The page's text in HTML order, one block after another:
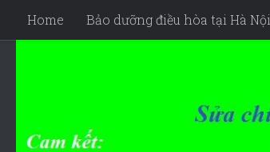
Skip to content
Home Bảo dưỡng điều hòa tại Hà Nội